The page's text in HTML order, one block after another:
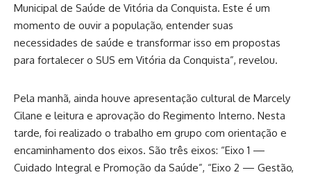
Municipal de Saúde de Vitória da Conquista. Este é um
momento de ouvir a população, entender suas
necessidades de saúde e transformar isso em propostas
para fortalecer o SUS em Vitória da Conquista”, revelou.
Pela manhã, ainda houve apresentação cultural de Marcely
Cilane e leitura e aprovação do Regimento Interno. Nesta
tarde, foi realizado o trabalho em grupo com orientação e
encaminhamento dos eixos. São três eixos: “Eixo 1 —
Cuidado Integral e Promoção da Saúde”, “Eixo 2 — Gestão,